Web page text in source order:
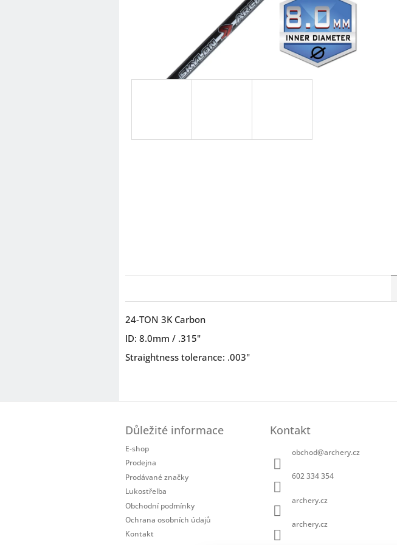
24-TON 3K Carbon
ID: 8.0mm / .315"
Straightness tolerance: .003"
Důležité informace
E-shop
Prodejna
Prodávané značky
Lukostřelba
Obchodní podmínky
Ochrana osobních údajů
Kontakt
Kontakt
obchod@archery.cz
602 334 354
archery.cz
archery.cz